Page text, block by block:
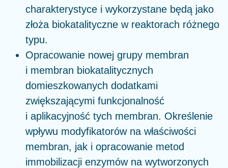
charakterystyce i wykorzystane będą jako
złoża biokatalityczne w reaktorach różnego
typu.
Opracowanie nowej grupy membran
i membran biokatalitycznych
domieszkowanych dodatkami
zwiększającymi funkcjonalność
i aplikacyjność tych membran. Określenie
wpływu modyfikatorów na właściwości
membran, jak i opracowanie metod
immobilizacji enzymów na wytworzonych